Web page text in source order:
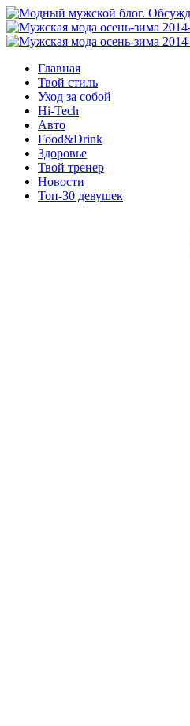
Главная
Твой стиль
Уход за собой
Hi-Tech
Авто
Food&Drink
Здоровье
Твой тренер
Новости
Топ-30 девушек